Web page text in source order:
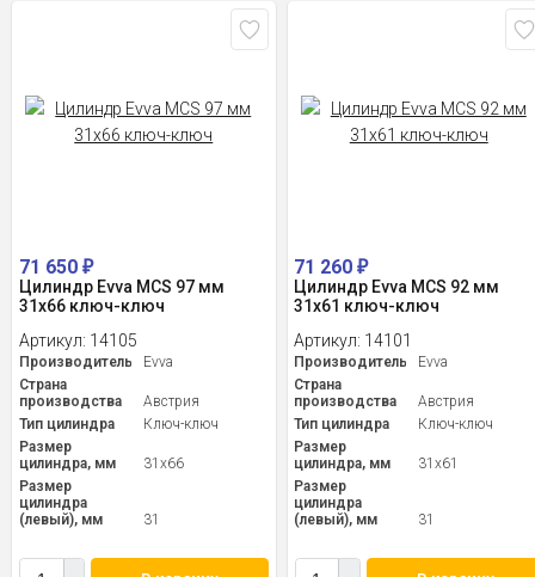
71 650 ₽
Цилиндр Evva MCS 97 мм
31x66 ключ-ключ
Артикул: 14105
Производитель
Evva
Страна
производства
Австрия
Тип цилиндра
Ключ-ключ
Размер
цилиндра, мм
31x66
Размер
цилиндра
(левый), мм
31
71 260₽
Цилиндр Evva MCS 92 мм
31x61 ключ-ключ
Артикул: 14101
Производитель
Evva
Страна
производства
Австрия
Тип цилиндра
Ключ-ключ
Размер
цилиндра, мм
31x61
Размер
цилиндра
(левый), мм
31